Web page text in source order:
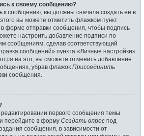
к своему сообщению?
к сообщению, вы должны сначала создать её в
вы можете отметить флажком пункт
в форме отправки сообщения, чтобы подпись
настроить добавление подписи по
сообщениям, сделав соответствующий
сообщений» пункта «Личные настройки»
на это, вы сможете отменить добавление
убрав флажок Присоединить
сообщения.
первого сообщения темы
перейдите в форму Создать опрос под
сообщения, в зависимости от